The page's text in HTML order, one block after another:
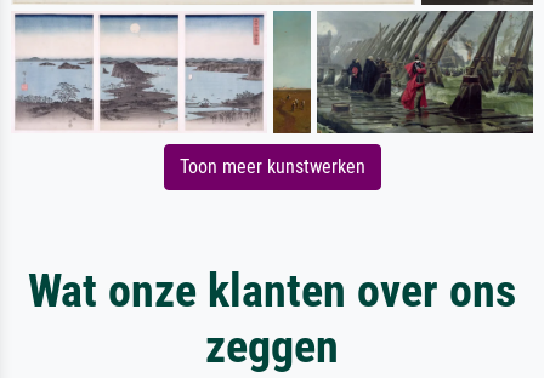
Toon meer kunstwerken
Wat onze klanten over ons
zeggen